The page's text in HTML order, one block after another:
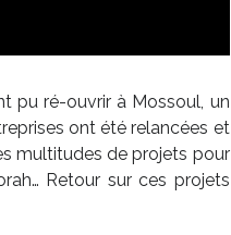
pu ré-ouvrir à Mossoul, un
ont été relancées et
multitudes de projets pour
Retour sur ces projets